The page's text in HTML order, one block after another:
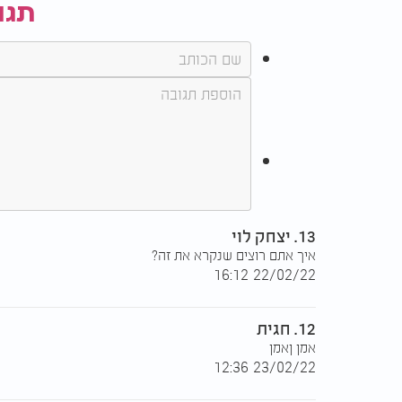
13. יצחק לוי
איך אתם רוצים שנקרא את זה?
22/02/22 16:12
12. חגית
אמן ןאמן
23/02/22 12:36